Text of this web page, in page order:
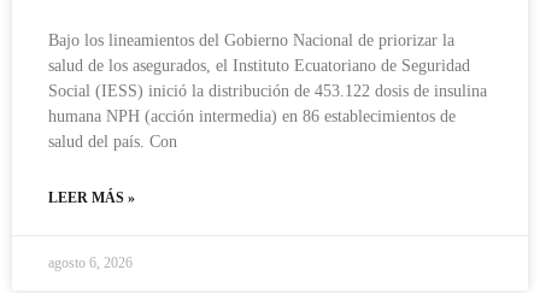
Bajo los lineamientos del Gobierno Nacional de priorizar la
salud de los asegurados, el Instituto Ecuatoriano de Seguridad
Social (IESS) inició la distribución de 453.122 dosis de insulina
humana NPH (acción intermedia) en 86 establecimientos de
salud del país. Con
LEER MÁS »
agosto 6, 2026